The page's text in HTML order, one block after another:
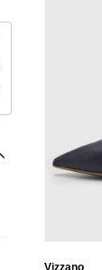
Vizzano